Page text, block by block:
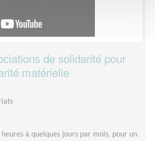
de solidarité pour
matérielle
heures à quelques jours par mois, pour un